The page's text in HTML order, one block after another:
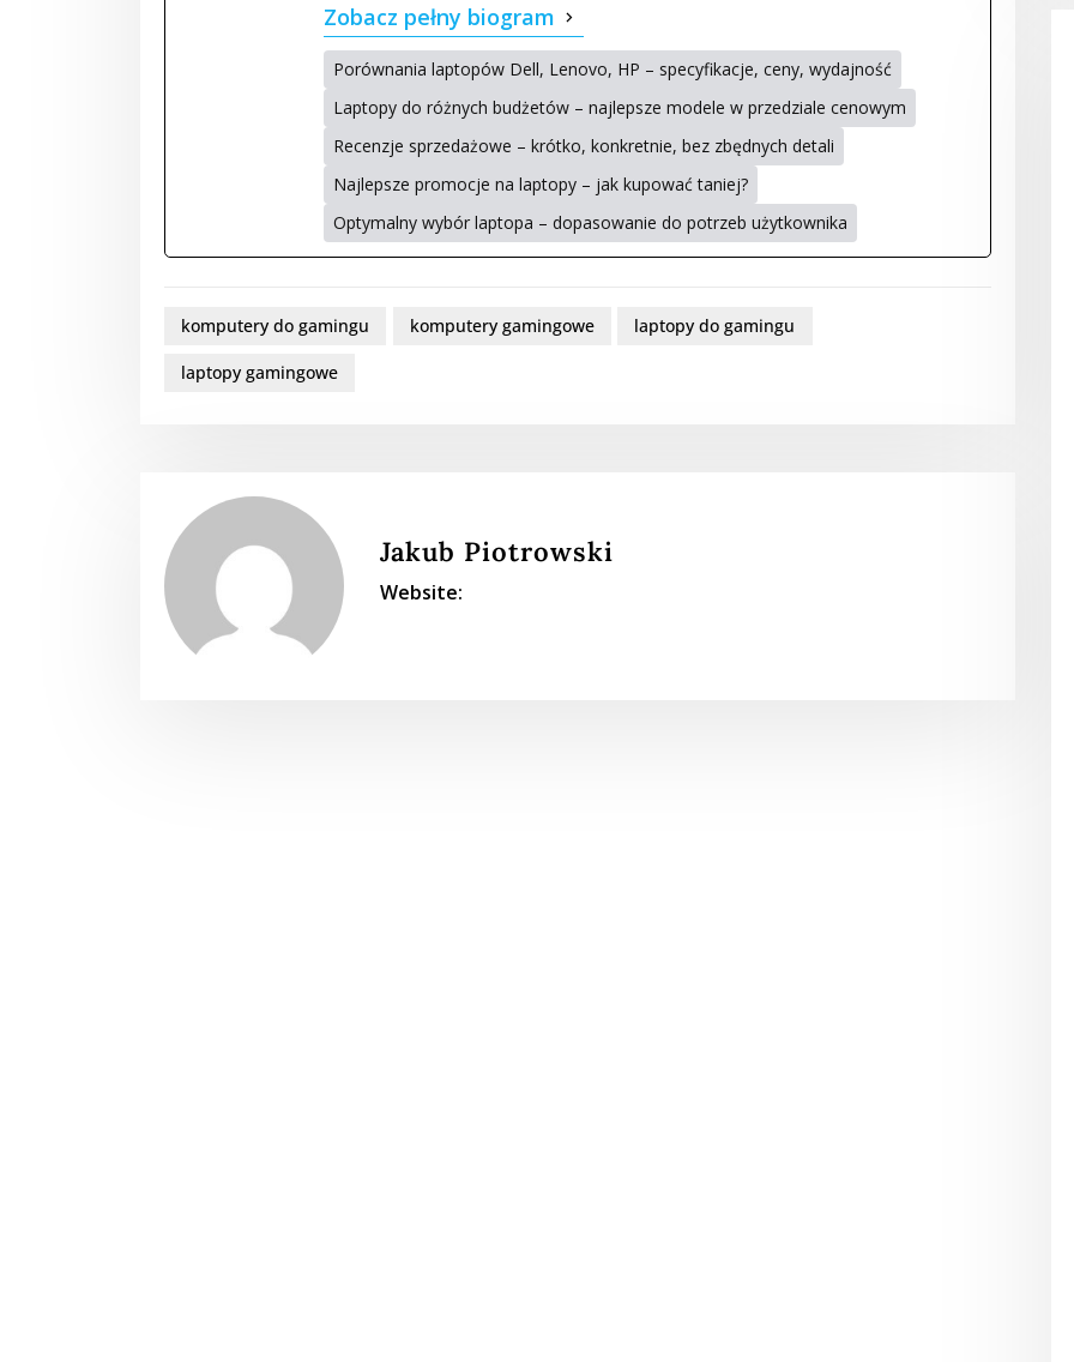
Zobacz pełny biogram
Porównania laptopów Dell, Lenovo, HP – specyfikacje, ceny, wydajność
Laptopy do różnych budżetów – najlepsze modele w przedziale cenowym
Recenzje sprzedażowe – krótko, konkretnie, bez zbędnych detali
Najlepsze promocje na laptopy – jak kupować taniej?
Optymalny wybór laptopa – dopasowanie do potrzeb użytkownika
komputery do gamingu komputery gamingowe laptopy do gamingu
laptopy gamingowe
Jakub Piotrowski
Website: